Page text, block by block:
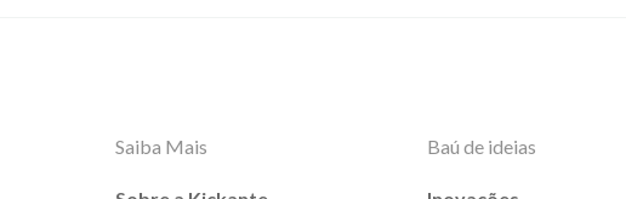
Saiba Mais Baú de ideias